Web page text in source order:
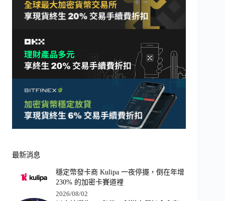
最新消息
穩定幣發卡商 Kulipa 一夜停擺，倒在年增
230% 的加密卡賽道裡
2026/08/02